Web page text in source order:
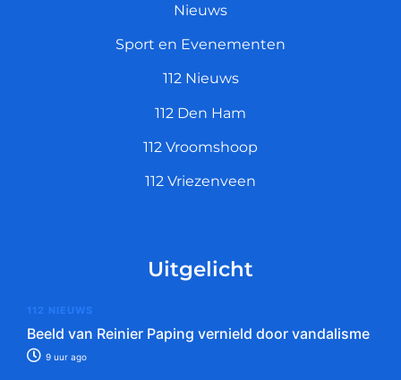
Nieuws
Sport en Evenementen
112 Nieuws
112 Den Ham
112 Vroomshoop
112 Vriezenveen
Uitgelicht
112 NIEUWS
Beeld van Reinier Paping vernield door vandalisme
9 uur ago